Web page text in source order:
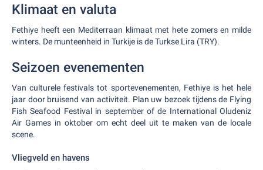
Klimaat en valuta
Fethiye heeft een Mediterraan klimaat met hete zomers en milde
winters. De munteenheid in Turkije is de Turkse Lira (TRY).
Seizoen evenementen
Van culturele festivals tot sportevenementen, Fethiye is het hele
jaar door bruisend van activiteit. Plan uw bezoek tijdens de Flying
Fish Seafood Festival in september of de International Oludeniz
Air Games in oktober om echt deel uit te maken van de locale
scene.
Vliegveld en havens